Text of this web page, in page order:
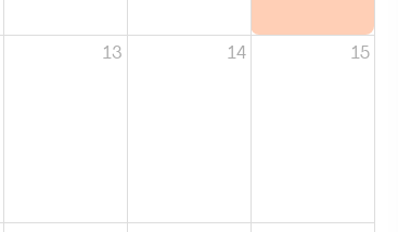
13 14 15